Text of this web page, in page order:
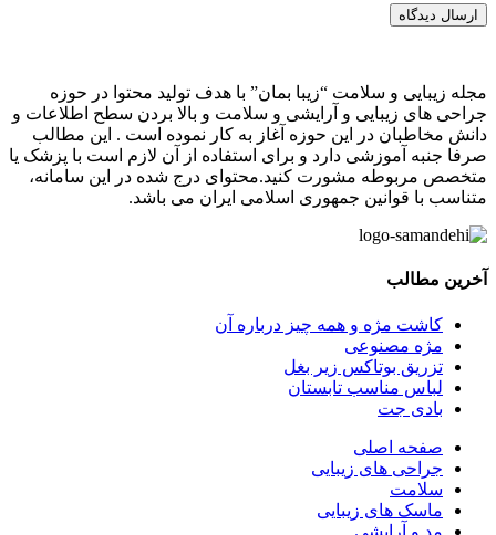
ارسال دیدگاه
مجله زیبایی و سلامت “زیبا بمان” با هدف تولید محتوا در حوزه
جراحی های زیبایی و آرایشی و سلامت و بالا بردن سطح اطلاعات و
دانش مخاطبان در این حوزه آغاز به کار نموده است . این مطالب
صرفا جنبه آموزشی دارد و برای استفاده از آن لازم است با پزشک یا
متخصص مربوطه مشورت کنید.محتوای درج شده در این سامانه،
متناسب با قوانین جمهوری اسلامی ایران می باشد.
آخرین مطالب
کاشت مژه و همه چیز درباره آن
مژه مصنوعی
تزریق بوتاکس زیر بغل
لباس مناسب تابستان
بادی‌ جت
صفحه اصلی
جراحی های زیبایی
سلامت
ماسک های زیبایی
مد و آرایشی